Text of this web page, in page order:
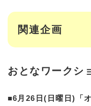
関連企画
おとなワークシ
■6月26日(日曜日)「